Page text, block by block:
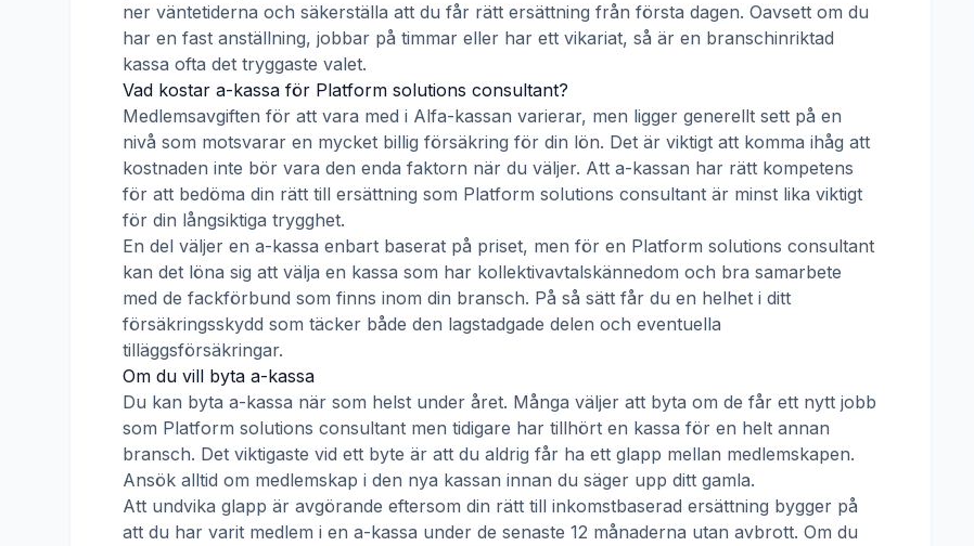
ner väntetiderna och säkerställa att du får rätt ersättning från första dagen. Oavsett om du
har en fast anställning, jobbar på timmar eller har ett vikariat, så är en branschinriktad
kassa ofta det tryggaste valet.
Vad kostar a-kassa för Platform solutions consultant?
Medlemsavgiften för att vara med i Alfa-kassan varierar, men ligger generellt sett på en
nivå som motsvarar en mycket billig försäkring för din lön. Det är viktigt att komma ihåg att
kostnaden inte bör vara den enda faktorn när du väljer. Att a-kassan har rätt kompetens
för att bedöma din rätt till ersättning som Platform solutions consultant är minst lika viktigt
för din långsiktiga trygghet.
En del väljer en a-kassa enbart baserat på priset, men för en Platform solutions consultant
kan det löna sig att välja en kassa som har kollektivavtalskännedom och bra samarbete
med de fackförbund som finns inom din bransch. På så sätt får du en helhet i ditt
försäkringsskydd som täcker både den lagstadgade delen och eventuella
tilläggsförsäkringar.
Om du vill byta a-kassa
Du kan byta a-kassa när som helst under året. Många väljer att byta om de får ett nytt jobb
som Platform solutions consultant men tidigare har tillhört en kassa för en helt annan
bransch. Det viktigaste vid ett byte är att du aldrig får ha ett glapp mellan medlemskapen.
Ansök alltid om medlemskap i den nya kassan innan du säger upp ditt gamla.
Att undvika glapp är avgörande eftersom din rätt till inkomstbaserad ersättning bygger på
att du har varit medlem i en a-kassa under de senaste 12 månaderna utan avbrott. Om du